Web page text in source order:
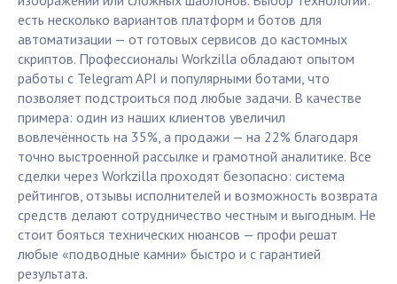
есть несколько вариантов платформ и ботов для
автоматизации — от готовых сервисов до кастомных
скриптов. Профессионалы Workzilla обладают опытом
работы с Telegram API и популярными ботами, что
позволяет подстроиться под любые задачи. В качестве
примера: один из наших клиентов увеличил
вовлечённость на 35%, а продажи — на 22% благодаря
точно выстроенной рассылке и грамотной аналитике. Все
сделки через Workzilla проходят безопасно: система
рейтингов, отзывы исполнителей и возможность возврата
средств делают сотрудничество честным и выгодным. Не
стоит бояться технических нюансов — профи решат
любые «подводные камни» быстро и с гарантией
результата.